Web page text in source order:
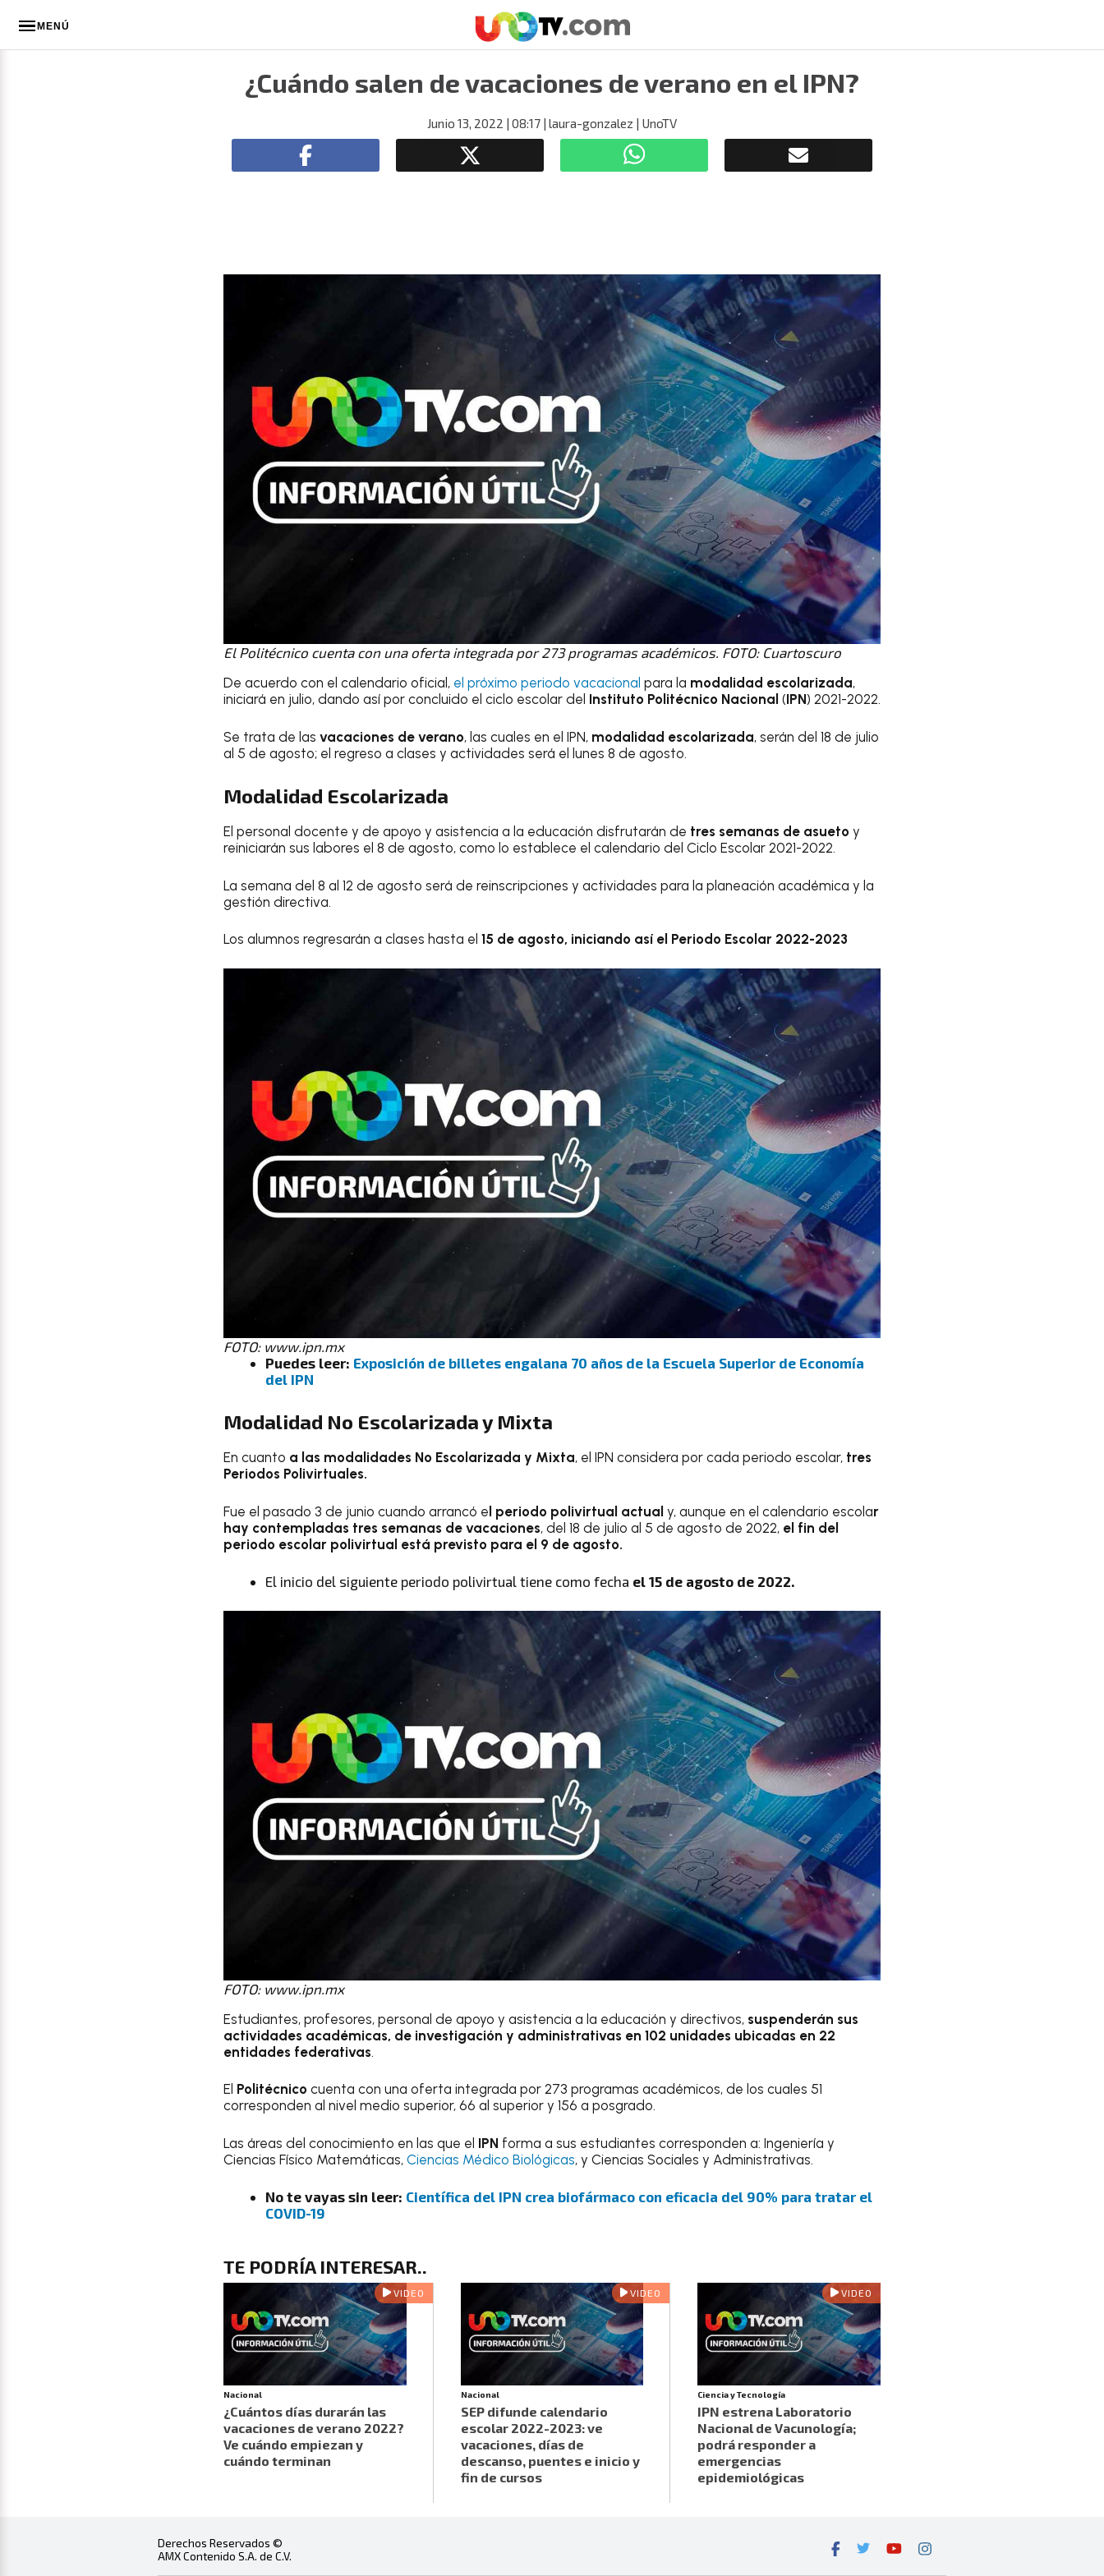
MENÚ
¿Cuándo salen de vacaciones de verano en el IPN?
Junio 13, 2022 | 08:17 | laura-gonzalez | UnoTV
El Politécnico cuenta con una oferta integrada por 273 programas académicos. FOTO: Cuartoscuro
De acuerdo con el calendario oficial, el próximo periodo vacacional para la modalidad escolarizada,
iniciará en julio, dando así por concluido el ciclo escolar del Instituto Politécnico Nacional (IPN) 2021-2022.
Se trata de las vacaciones de verano, las cuales en el IPN, modalidad escolarizada, serán del 18 de julio
al 5 de agosto; el regreso a clases y actividades será el lunes 8 de agosto.
Modalidad Escolarizada
El personal docente y de apoyo y asistencia a la educación disfrutarán de tres semanas de asueto y
reiniciarán sus labores el 8 de agosto, como lo establece el calendario del Ciclo Escolar 2021-2022.
La semana del 8 al 12 de agosto será de reinscripciones y actividades para la planeación académica y la
gestión directiva.
Los alumnos regresarán a clases hasta el 15 de agosto, iniciando así el Periodo Escolar 2022-2023
FOTO: www.ipn.mx
Puedes leer: Exposición de billetes engalana 70 años de la Escuela Superior de Economía
del IPN
Modalidad No Escolarizada y Mixta
En cuanto a las modalidades No Escolarizada y Mixta, el IPN considera por cada periodo escolar, tres
Periodos Polivirtuales.
Fue el pasado 3 de junio cuando arrancó el periodo polivirtual actual y, aunque en el calendario escolar
hay contempladas tres semanas de vacaciones, del 18 de julio al 5 de agosto de 2022, el fin del
periodo escolar polivirtual está previsto para el 9 de agosto.
El inicio del siguiente periodo polivirtual tiene como fecha el 15 de agosto de 2022.
FOTO: www.ipn.mx
Estudiantes, profesores, personal de apoyo y asistencia a la educación y directivos, suspenderán sus
actividades académicas, de investigación y administrativas en 102 unidades ubicadas en 22
entidades federativas.
El Politécnico cuenta con una oferta integrada por 273 programas académicos, de los cuales 51
corresponden al nivel medio superior, 66 al superior y 156 a posgrado.
Las áreas del conocimiento en las que el IPN forma a sus estudiantes corresponden a: Ingeniería y
Ciencias Físico Matemáticas, Ciencias Médico Biológicas, y Ciencias Sociales y Administrativas.
No te vayas sin leer: Científica del IPN crea biofármaco con eficacia del 90% para tratar el
COVID-19
TE PODRÍA INTERESAR..
VIDEO
Nacional
¿Cuántos días durarán las
vacaciones de verano 2022?
Ve cuándo empiezan y
cuándo terminan
VIDEO
Nacional
SEP difunde calendario
escolar 2022-2023: ve
vacaciones, días de
descanso, puentes e inicio y
fin de cursos
VIDEO
Ciencia y Tecnología
IPN estrena Laboratorio
Nacional de Vacunología;
podrá responder a
emergencias
epidemiológicas
Derechos Reservados ©
AMX Contenido S.A. de C.V.